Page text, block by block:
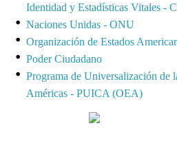
Identidad y Estadísticas Vitales -
Naciones Unidas - ONU
Organización de Estados
Poder Ciudadano
Programa de Universalización de
Américas - PUICA (OEA)